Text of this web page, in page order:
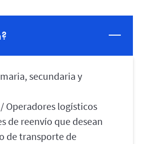
secundaria y
Operadores logísticos
de reenvío que desean
de transporte de